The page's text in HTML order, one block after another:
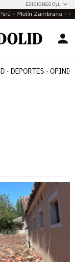
EDICIONES CyL
Motín Zambrana
DEPORTES